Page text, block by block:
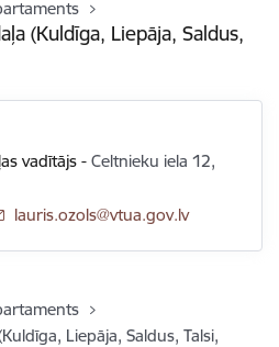
(Kuldīga, Liepāja, Saldus,
vadītājs -Celtnieku iela 12,
E-pasts:
lauris.ozols@vtua.gov.lv
Liepāja, Saldus, Talsi,